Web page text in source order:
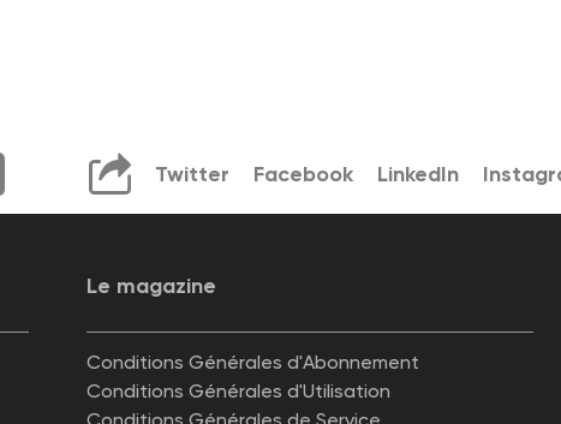
Twitter Facebook LinkedIn
Le magazine
Conditions Générales d'Abonnement
Conditions Générales d'Utilisation